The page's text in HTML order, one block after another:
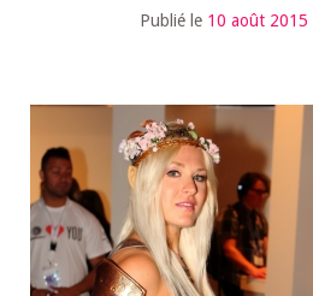
Publié le 10 août 2015